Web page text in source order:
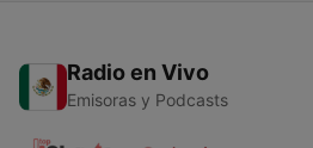
Radio en Vivo
Emisoras y Podcasts